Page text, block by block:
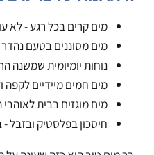
של בר מים בבית
מים קרים בכל רגע - לא עוד
מים מסוננים בטעם נהדר -
נוחות יומיומית שמשנה